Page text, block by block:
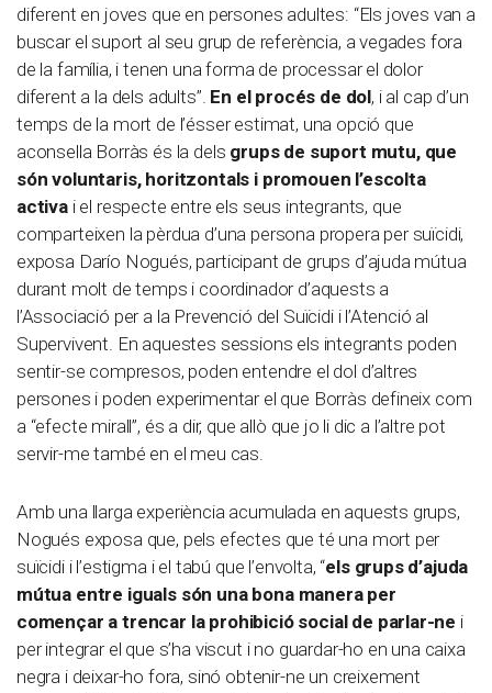
diferent en joves que en persones adultes: “Els joves van a
buscar el suport al seu grup de referència, a vegades fora
de la família, i tenen una forma de processar el dolor
diferent a la dels adults”. En el procés de dol, i al cap d’un
temps de la mort de l’ésser estimat, una opció que
aconsella Borràs és la dels grups de suport mutu, que
són voluntaris, horitzontals i promouen l’escolta
activai el respecte entre els seus integrants, que
comparteixen la pèrdua d’una persona propera per suïcidi,
exposa Darío Nogués, participant de grups d’ajuda mútua
durant molt de temps i coordinador d’aquests a
l’Associació per a la Prevenció del Suïcidi i l’Atenció al
Supervivent. En aquestes sessions els integrants poden
sentir-se compresos, poden entendre el dol d’altres
persones i poden experimentar el que Borràs defineix com
a “efecte mirall”, és a dir, que allò que jo li dic a l’altre pot
servir-me també en el meu cas.
Amb una llarga experiència acumulada en aquests grups,
Nogués exposa que, pels efectes que té una mort per
suïcidi i l’estigma i el tabú que l’envolta, “els grups d’ajuda
mútua entre iguals són una bona manera per
començar a trencar la prohibició social de parlar-ne i
per integrar el que s’ha viscut i no guardar-ho en una caixa
negra i deixar-ho fora, sinó obtenir-ne un creixement